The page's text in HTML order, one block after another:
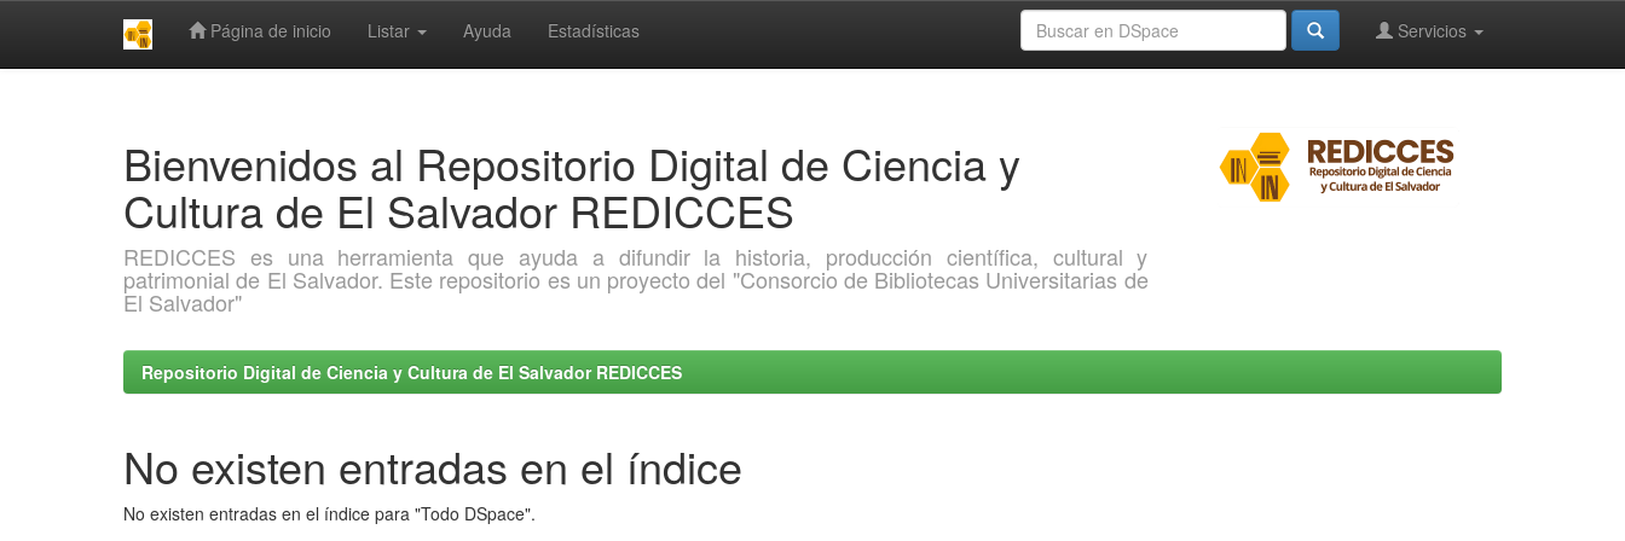
Página de inicio Listar Ayuda Estadísticas Servicios
Bienvenidos al Repositorio Digital de Ciencia y
Cultura de El Salvador REDICCES
REDICCES es una herramienta que ayuda a difundir la historia, producción científica, cultural y
patrimonial de El Salvador. Este repositorio es un proyecto del "Consorcio de Bibliotecas Universitarias de
El Salvador"
Repositorio Digital de Ciencia y Cultura de El Salvador REDICCES
No existen entradas en el índice
No existen entradas en el índice para "Todo DSpace".